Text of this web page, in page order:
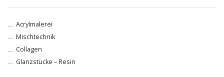
Acrylmalerei
Mischtechnik
Collagen
Glanzstücke – Resin